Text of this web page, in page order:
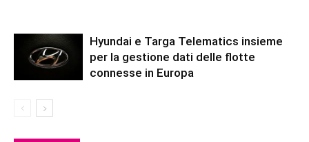
Hyundai e Targa Telematics insieme
per la gestione dati delle flotte
connesse in Europa